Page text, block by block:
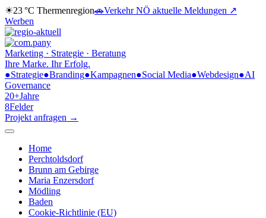
☀23 °C Thermenregion🚗Verkehr NÖ aktuelle Meldungen ↗
Werben
Marketing · Strategie · Beratung
Ihre Marke. Ihr Erfolg.
●Strategie●Branding●Kampagnen●Social Media●Webdesign●AI
Governance
20+Jahre
8Felder
Projekt anfragen →
Home
Perchtoldsdorf
Brunn am Gebirge
Maria Enzersdorf
Mödling
Baden
Cookie-Richtlinie (EU)